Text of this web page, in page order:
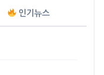
인기뉴스